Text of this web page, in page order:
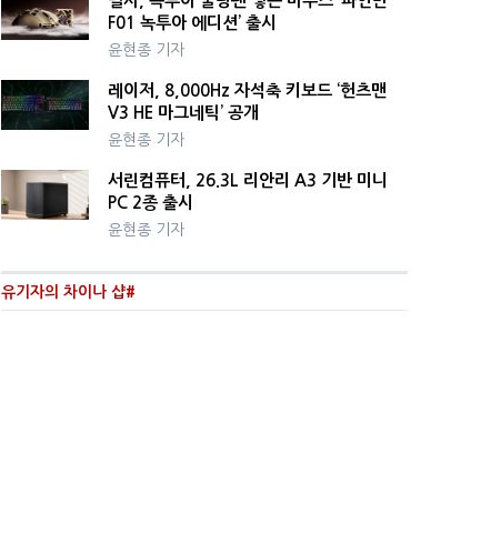
F01 녹투아 에디션’ 출시
윤현종 기자
레이저, 8,000Hz 자석축 키보드 ‘헌츠맨
V3 HE 마그네틱’ 공개
윤현종 기자
서린컴퓨터, 26.3L 리안리 A3 기반 미니
PC 2종 출시
윤현종 기자
유기자의 차이나 샵#